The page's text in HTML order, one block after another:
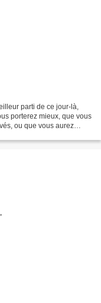
parti de ce jour-là,
porterez mieux, que vous
ou que vous aurez